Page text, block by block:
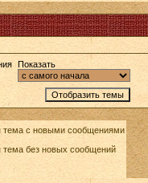
Показать
тема с новыми сообщениями
тема без новых сообщений